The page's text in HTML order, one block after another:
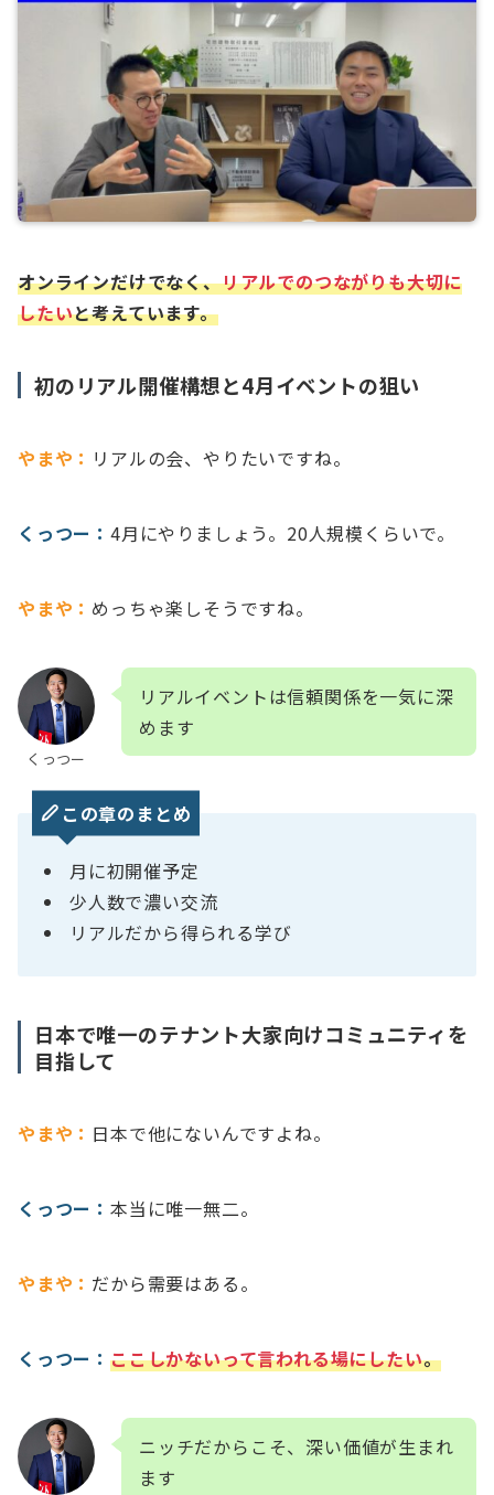
オンラインだけでなく、リアルでのつながりも大切に
したいと考えています。
初のリアル開催構想と4月イベントの狙い
やまや： リアルの会、やりたいですね。
くっつー： 4月にやりましょう。20人規模くらいで。
やまや： めっちゃ楽しそうですね。
くっつー
リアルイベントは信頼関係を一気に深
めます
この章のまとめ
月に初開催予定
少人数で濃い交流
リアルだから得られる学び
日本で唯一のテナント大家向けコミュニティを
目指して
やまや： 日本で他にないんですよね。
くっつー： 本当に唯一無二。
やまや： だから需要はある。
くっつー： ここしかないって言われる場にしたい。
ニッチだからこそ、深い価値が生まれ
ます